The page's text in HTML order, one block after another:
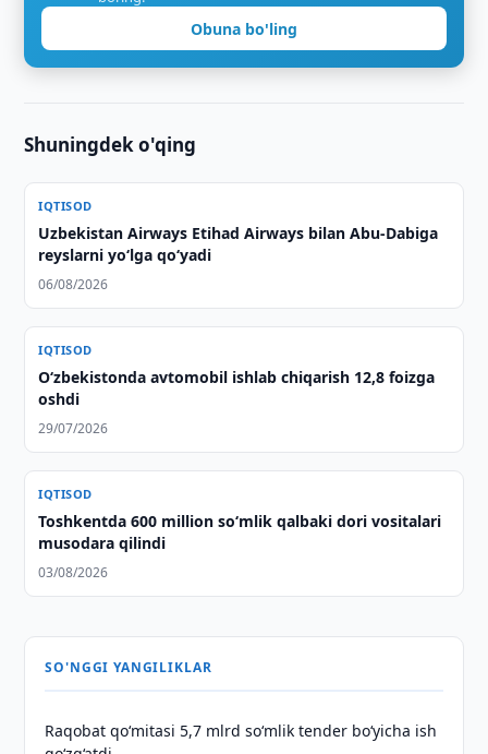
Obuna bo'ling
Shuningdek o'qing
IQTISOD
Uzbekistan Airways Etihad Airways bilan Abu-Dabiga
reyslarni yo‘lga qo‘yadi
06/08/2026
IQTISOD
O‘zbekistonda avtomobil ishlab chiqarish 12,8 foizga
oshdi
29/07/2026
IQTISOD
Toshkentda 600 million so‘mlik qalbaki dori vositalari
musodara qilindi
03/08/2026
SO'NGGI YANGILIKLAR
Raqobat qo‘mitasi 5,7 mlrd so‘mlik tender bo‘yicha ish